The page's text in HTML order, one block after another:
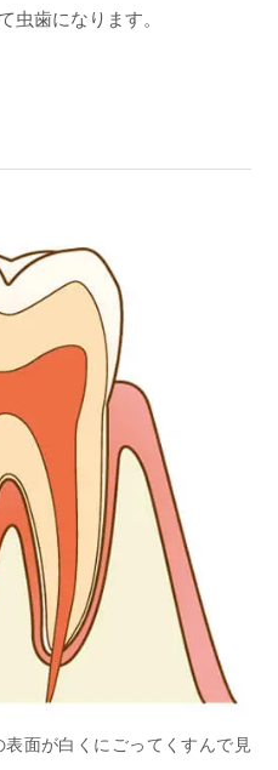
虫歯になります。
面が白くにごってくすんで見